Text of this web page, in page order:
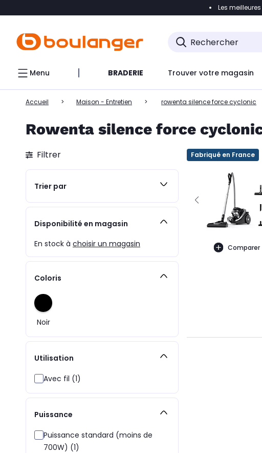
Accéder directement
Les
Menu BRADERIE Trouver votre magasin
Accueil Maison - Entretien rowenta silence force cyclonic
Rowenta silence force
Filtrer
Trier par
Disponibilité en magasin
En stock à choisir un magasin
Coloris
Noir
Utilisation
Avec fil (1)
Puissance
Puissance standard (moins de
700W) (1)
Fabriqué en France
Comparer